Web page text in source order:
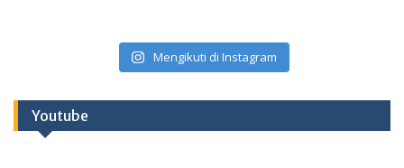
Mengikuti di Instagram
Youtube